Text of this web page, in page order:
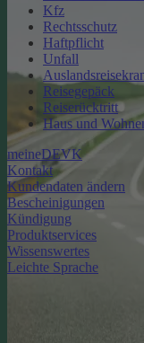
Kfz
Rechtsschutz
Haftpflicht
Unfall
Reisegepäck
Reiserücktritt
Haus und
meineDEVK
Kontakt
Kundendaten ändern
Bescheinigungen
Kündigung
Produktservices
Wissenswertes
Leichte Sprache